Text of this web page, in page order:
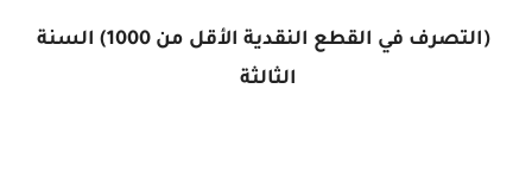
(التصرف في القطع النقدية الأقل من 1000) السنة
الثالثة